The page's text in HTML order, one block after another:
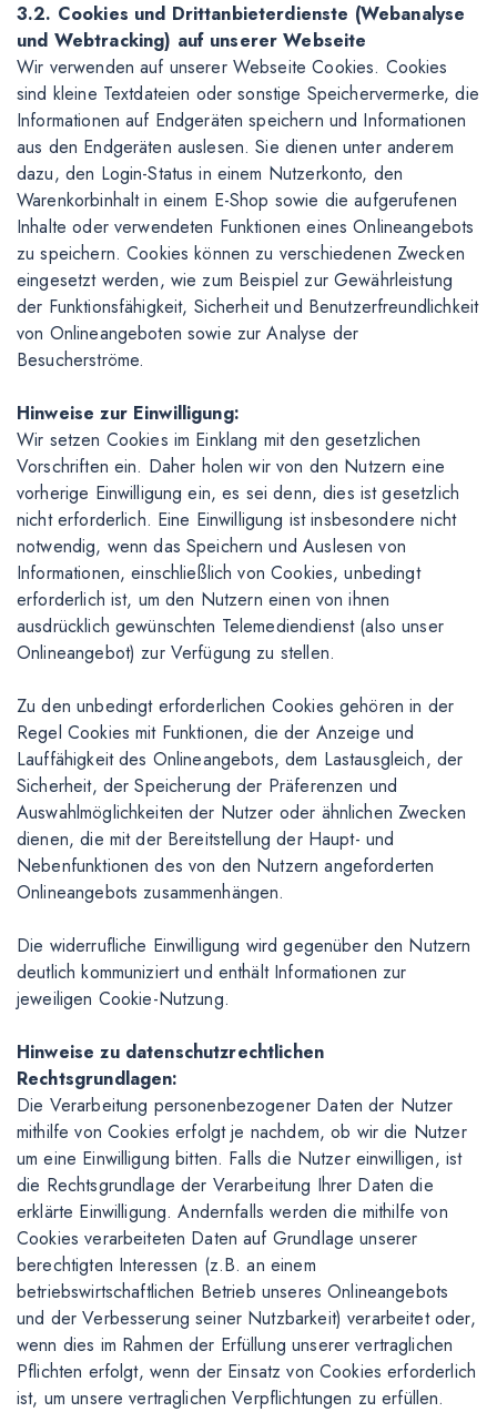
3.2. Cookies und Drittanbieterdienste (Webanalyse
und Webtracking) auf unserer Webseite
Wir verwenden auf unserer Webseite Cookies. Cookies
sind kleine Textdateien oder sonstige Speichervermerke, die
Informationen auf Endgeräten speichern und Informationen
aus den Endgeräten auslesen. Sie dienen unter anderem
dazu, den Login-Status in einem Nutzerkonto, den
Warenkorbinhalt in einem E-Shop sowie die aufgerufenen
Inhalte oder verwendeten Funktionen eines Onlineangebots
zu speichern. Cookies können zu verschiedenen Zwecken
eingesetzt werden, wie zum Beispiel zur Gewährleistung
der Funktionsfähigkeit, Sicherheit und Benutzerfreundlichkeit
von Onlineangeboten sowie zur Analyse der
Besucherströme.
Hinweise zur Einwilligung:
Wir setzen Cookies im Einklang mit den gesetzlichen
Vorschriften ein. Daher holen wir von den Nutzern eine
vorherige Einwilligung ein, es sei denn, dies ist gesetzlich
nicht erforderlich. Eine Einwilligung ist insbesondere nicht
notwendig, wenn das Speichern und Auslesen von
Informationen, einschließlich von Cookies, unbedingt
erforderlich ist, um den Nutzern einen von ihnen
ausdrücklich gewünschten Telemediendienst (also unser
Onlineangebot) zur Verfügung zu stellen.
Zu den unbedingt erforderlichen Cookies gehören in der
Regel Cookies mit Funktionen, die der Anzeige und
Lauffähigkeit des Onlineangebots, dem Lastausgleich, der
Sicherheit, der Speicherung der Präferenzen und
Auswahlmöglichkeiten der Nutzer oder ähnlichen Zwecken
dienen, die mit der Bereitstellung der Haupt- und
Nebenfunktionen des von den Nutzern angeforderten
Onlineangebots zusammenhängen.
Die widerrufliche Einwilligung wird gegenüber den Nutzern
deutlich kommuniziert und enthält Informationen zur
jeweiligen Cookie-Nutzung.
Hinweise zu datenschutzrechtlichen
Rechtsgrundlagen:
Die Verarbeitung personenbezogener Daten der Nutzer
mithilfe von Cookies erfolgt je nachdem, ob wir die Nutzer
um eine Einwilligung bitten. Falls die Nutzer einwilligen, ist
die Rechtsgrundlage der Verarbeitung Ihrer Daten die
erklärte Einwilligung. Andernfalls werden die mithilfe von
Cookies verarbeiteten Daten auf Grundlage unserer
berechtigten Interessen (z.B. an einem
betriebswirtschaftlichen Betrieb unseres Onlineangebots
und der Verbesserung seiner Nutzbarkeit) verarbeitet oder,
wenn dies im Rahmen der Erfüllung unserer vertraglichen
Pflichten erfolgt, wenn der Einsatz von Cookies erforderlich
ist, um unsere vertraglichen Verpflichtungen zu erfüllen.